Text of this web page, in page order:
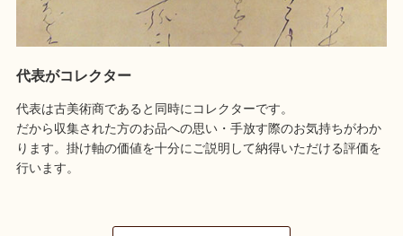
代表がコレクター
代表は古美術商であると同時にコレクターです。
だから収集された方のお品への思い・手放す際のお気持ちがわか
ります。掛け軸の価値を十分にご説明して納得いただける評価を
行います。